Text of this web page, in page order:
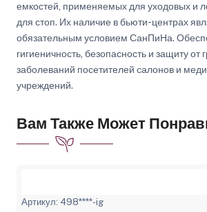
емкостей, применяемых для уходовых и
для стоп. Их наличие в бьюти-центрах
обязательным условием СанПиНа.
гигиеничность, безопасность и защиту от
заболеваний посетителей салонов и
учреждений.
Вам Также Может
Артикул: 498****-ig